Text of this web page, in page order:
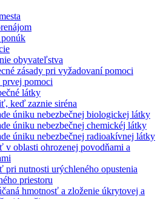
obyvateľstva
zásady pri vyžadovaní pomoci
prvej pomoci
látky
keď zaznie siréna
úniku nebezbečnej biologickej látky
úniku nebezbečnej chemickéj látky
úniku nebezbečnej radioakívnej látky
v oblasti ohrozenej povodňami a
pri nutnosti urýchleného opustenia
priestoru
hmotnosť a zloženie úkrytovej a